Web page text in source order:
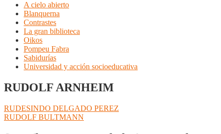
A cielo abierto
Blanquerna
Contrastes
La gran biblioteca
Oikos
Pompeu Fabra
Sabidurías
Universidad y acción socioeducativa
RUDOLF ARNHEIM
Navegación
de
Anterior:
RUDESINDO DELGADO PEREZ
Siguiente:
RUDOLF BULTMANN